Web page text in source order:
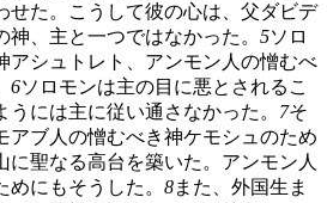
せた。こうして彼の心は、父ダビデ
、主と一つではなかった。 5ソロ
アシュトレト、アンモン人の憎むべ
6ソロモンは主の目に悪とされるこ
には主に従い通さなかった。 7そ
アブ人の憎むべき神ケモシュのため
に聖なる高台を築いた。アンモン人
にもそうした。 8また、外国生ま